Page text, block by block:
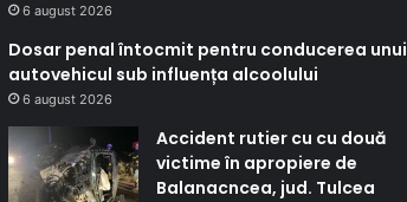
6 august 2026
Dosar penal întocmit pentru conducerea unui
autovehicul sub influența alcoolului
6 august 2026
Accident rutier cu cu două
victime în apropiere de
Balanacncea, jud. Tulcea